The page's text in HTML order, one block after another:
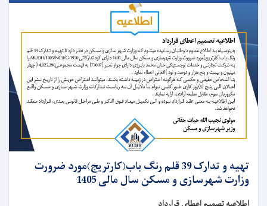
تهیه و تدارک 39 قلم رنگ باب(کارتریج)مورد ضرورت
وزارت شهرسازی و مسکن سال مالی 1405